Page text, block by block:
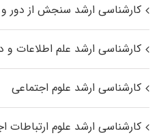
کارشناسی ارشد سنجش از دور
کارشناسی ارشد علم اطلاعات
کارشناسی ارشد علوم اجتماعی
کارشناسی ارشد علوم ارتباطات